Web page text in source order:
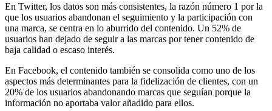
En Twitter, los datos son más consistentes, la razón número 1 por la
que los usuarios abandonan el seguimiento y la participación con
una marca, se centra en lo aburrido del contenido. Un 52% de
usuarios han dejado de seguir a las marcas por tener contenido de
baja calidad o escaso interés.
En Facebook, el contenido también se consolida como uno de los
aspectos más determinantes para la fidelización de clientes, con un
20% de los usuarios abandonando marcas que seguían porque la
información no aportaba valor añadido para ellos.